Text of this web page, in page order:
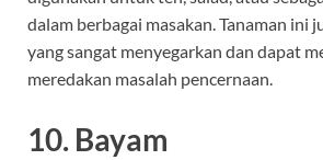
dalam berbagai masakan. Tanaman ini
yang sangat menyegarkan dan dapat
meredakan masalah pencernaan.
10. Bayam